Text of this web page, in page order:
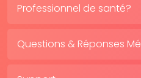
Professionnel de santé?
Questions & Réponses